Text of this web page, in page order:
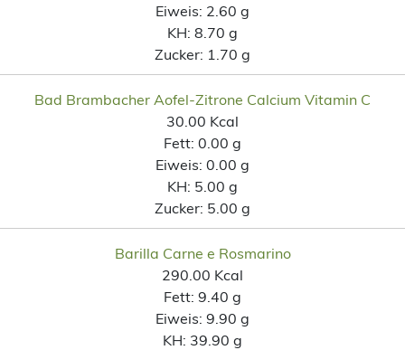
Eiweis: 2.60 g
KH: 8.70 g
Zucker: 1.70 g
Bad Brambacher Aofel-Zitrone Calcium Vitamin C
30.00 Kcal
Fett: 0.00 g
Eiweis: 0.00 g
KH: 5.00 g
Zucker: 5.00 g
Barilla Carne e Rosmarino
290.00 Kcal
Fett: 9.40 g
Eiweis: 9.90 g
KH: 39.90 g